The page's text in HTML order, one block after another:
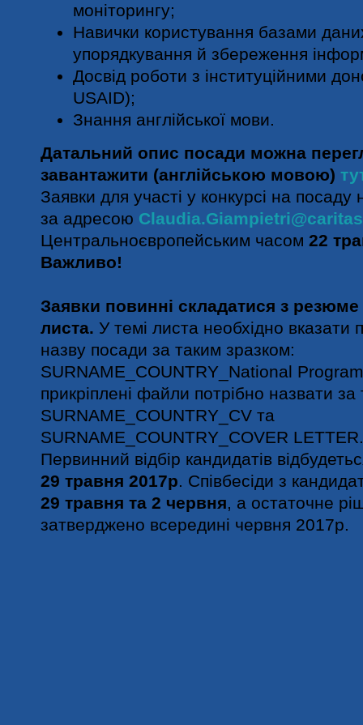
моніторингу;
Навички користування базами
упорядкування й збереження
Досвід роботи з інституційними
USAID);
Знання англійської мови.
Датальний опис посади можна
завантажити (англійською мовою)
Заявки для участі у конкурсі на
за адресою
Центральноєвропейським часом 22
Важливо!
Заявки повинні складатися з резюме
листа. У темі листа необхідно вказати
назву посади за таким зразком:
SURNAME_COUNTRY_National
прикріплені файли потрібно назвати
SURNAME_COUNTRY_CV та
SURNAME_COUNTRY_COVER LETTER.
Первинний відбір кандидатів
29 травня 2017р. Співбесіди з
29 травня та 2 червня, а остаточне
затверджено всередині червня 2017р.